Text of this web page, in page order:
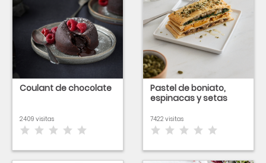
Coulant de chocolate
2409 visitas
Pastel de boniato,
espinacas y setas
7422 visitas